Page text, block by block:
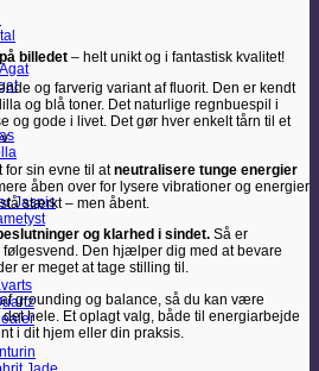
Jaspis
billedet – helt unikt og i fantastisk kvalitet!
og farverig variant af fluorit. Den er kendt
og blå toner. Det naturlige regnbuespil i
og gode i livet. Det gør hver enkelt tårn til et
sin evne til atneutralisere tunge energier
åben over for lysere vibrationer og energier
stærkt – men åbent.
og klarhed i sindet. Så er
Den hjælper dig med at bevare
er meget at tage stilling til.
grounding og balance, så du kan være
hele. Et oplagt valg, både til energiarbejde
i dit hjem eller din praksis.